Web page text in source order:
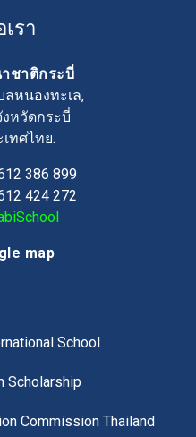
รา
าชาติกระบี่
หนองทะเล,
งหวัดกระบี่
เทศไทย.
386 899
424 272
map